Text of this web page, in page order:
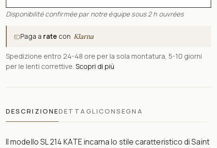
Disponibilité confirmée par notre équipe sous 2 h ouvrées
Paga a rate con Klarna
Spedizione entro 24-48 ore per la sola montatura, 5-10 giorni
per le lenti correttive. Scopri di più
DESCRIZIONEDETTAGLICONSEGNA
Il modello SL 214 KATE incarna lo stile caratteristico di Saint